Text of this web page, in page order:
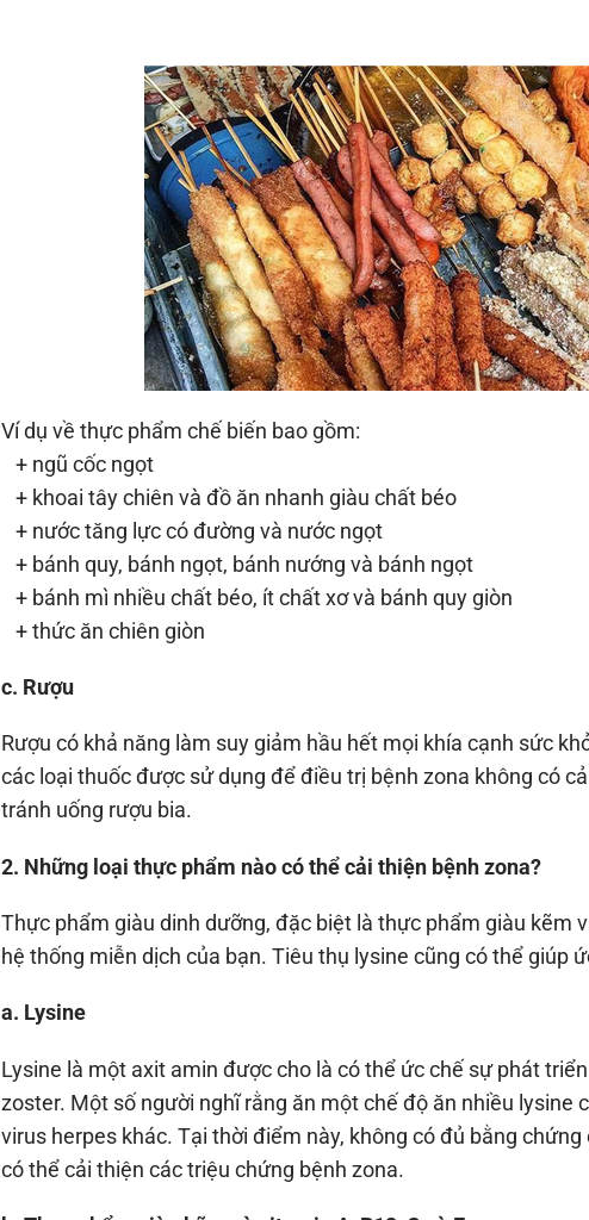
Ví dụ về thực phẩm chế biến bao gồm:
+ ngũ cốc ngọt
+ khoai tây chiên và đồ ăn nhanh giàu chất béo
+ nước tăng lực có đường và nước ngọt
+ bánh quy, bánh ngọt, bánh nướng và bánh ngọt
+ bánh mì nhiều chất béo, ít chất xơ và bánh quy giòn
+ thức ăn chiên giòn
c. Rượu
Rượu có khả năng làm suy giảm hầu hết mọi khía cạnh sức
các loại thuốc được sử dụng để điều trị bệnh zona không có
tránh uống rượu bia.
2. Những loại thực phẩm nào có thể cải thiện bệnh zona?
Thực phẩm giàu dinh dưỡng, đặc biệt là thực phẩm giàu kẽm
hệ thống miễn dịch của bạn. Tiêu thụ lysine cũng có thể giúp
a. Lysine
Lysine là một axit amin được cho là có thể ức chế sự phát
zoster. Một số người nghĩ rằng ăn một chế độ ăn nhiều lysine
virus herpes khác. Tại thời điểm này, không có đủ bằng
có thể cải thiện các triệu chứng bệnh zona.